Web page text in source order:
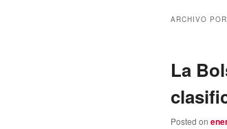
ARCHIVO
La
Posted on